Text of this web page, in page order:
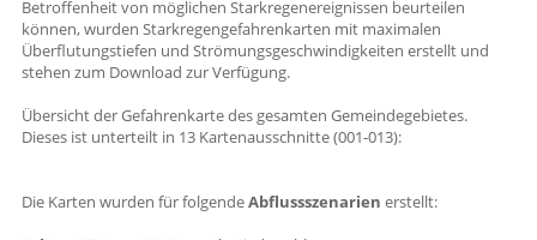
Betroffenheit von möglichen Starkregenereignissen beurteilen
können, wurden Starkregengefahrenkarten mit maximalen
Überflutungstiefen und Strömungsgeschwindigkeiten erstellt und
stehen zum Download zur Verfügung.
Übersicht der Gefahrenkarte des gesamten Gemeindegebietes.
Dieses ist unterteilt in 13 Kartenausschnitte (001-013):
Die Karten wurden für folgendeAbflussszenarien erstellt: